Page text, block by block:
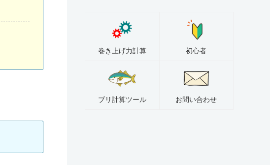
巻き上げ力計算 初心者
ブリ計算ツール お問い合わせ